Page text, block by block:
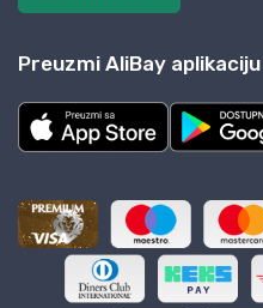
Preuzmi AliBay aplikaciju